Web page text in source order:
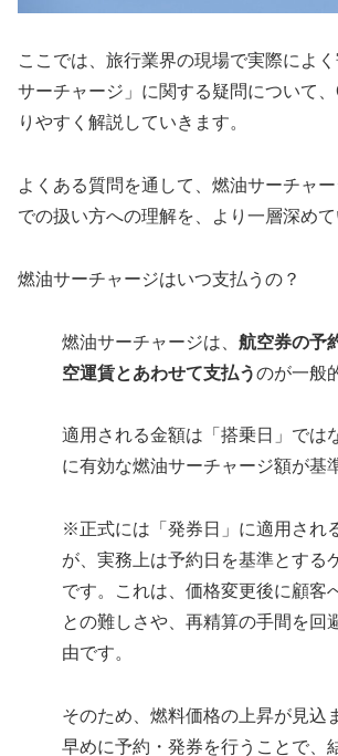
ここでは、旅行業界の現場で実際によ
サーチャージ」に関する疑問について
りやすく解説していきます。
よくある質問を通して、燃油サーチャ
での扱い方への理解を、より一層深めて
燃油サーチャージはいつ支払うの？
燃油サーチャージは、 航空券の予
空運賃とあわせて支払うのが一般
適用される金額は「搭乗日」では
に有効な燃油サーチャージ額が基
※正式には「発券日」に適用され
が、実務上は予約日を基準とする
です。これは、価格変更後に顧客
との難しさや、再精算の手間を回
由です。
そのため、燃料価格の上昇が見込
早めに予約・発券を行うことで、